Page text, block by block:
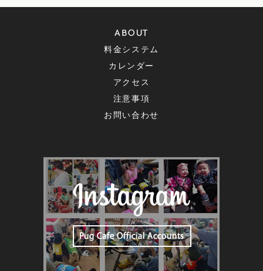
ABOUT
料金システム
カレンダー
アクセス
注意事項
お問い合わせ